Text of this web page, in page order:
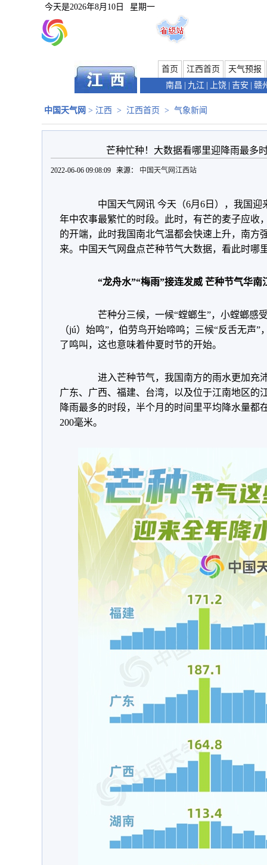
今天是2026年8月10日 星期一
首页 江西首页
天气预报
南昌
九江 上饶 吉安 赣
中国天气网 > 江西 > 江西首页 > 气象新闻
芒种忙种！大数据看哪里迎降雨最多
2022-06-06 09:08:09 来源： 中国天气网江西站
中国天气网讯 今天（6月6日），我国迎
年中农事最繁忙的时段。此时，有芒的麦子应收
的开端，此时我国南北气温都会快速上升，南方
来。中国天气网盘点芒种节气大数据，看此时哪
“龙舟水”“梅雨”接连发威 芒种节气华南
芒种分三候，一候“螳螂生”，小螳螂感
（jú）始鸣”，伯劳鸟开始啼鸣；三候“反舌无声
了鸣叫，这也意味着仲夏时节的开始。
进入芒种节气，我国南方的雨水更加充
广东、广西、福建、台湾，以及位于江南地区的
降雨最多的时段，半个月的时间里平均降水量都
200毫米。